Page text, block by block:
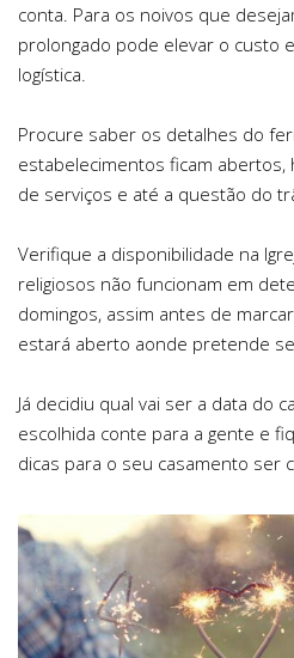
conta. Para os noivos que
prolongado pode elevar o custo
logística.
Procure saber os detalhes do
estabelecimentos ficam
de serviços e até a questão do
Verifique a disponibilidade na
religiosos não funcionam em
domingos, assim antes de
estará aberto aonde pretende se
Já decidiu qual vai ser a data do
escolhida conte para a gente e
dicas para o seu casamento ser